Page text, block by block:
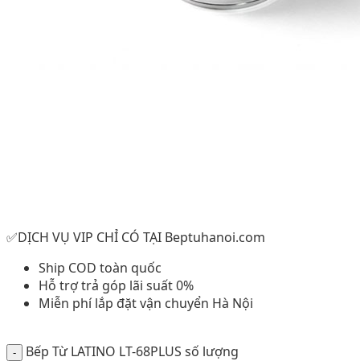
✅DỊCH VỤ VIP CHỈ CÓ TẠI Beptuhanoi.com
Ship COD toàn quốc
Hỗ trợ trả góp lãi suất 0%
Miễn phí lắp đặt vận chuyển Hà Nội
Bếp Từ LATINO LT-68PLUS số lượng